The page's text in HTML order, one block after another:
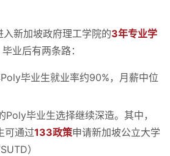
新加坡政府理工学院的3年专业学
业后有两条路：
毕业生就业率约90%，月薪中位
Poly毕业生选择继续深造。其中，
可通过133政策申请新加坡公立大学
）